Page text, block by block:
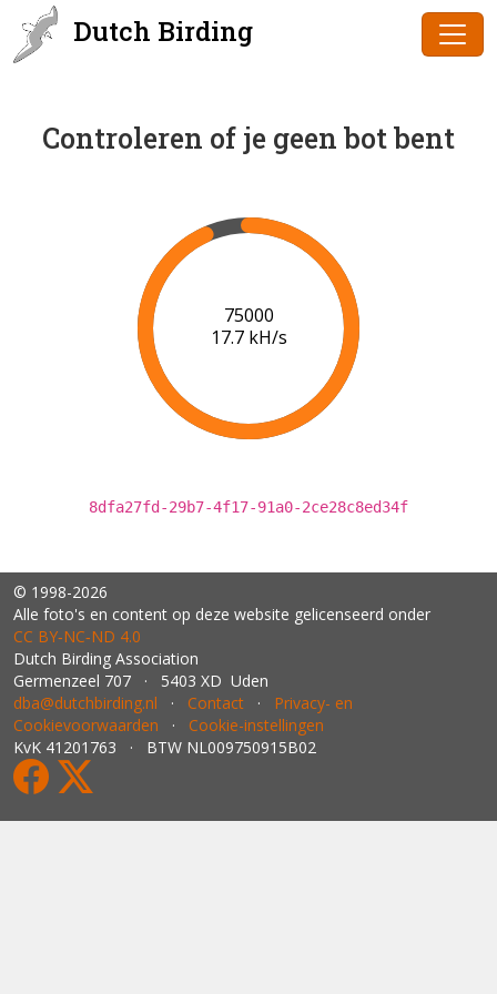
Dutch Birding
Controleren of je geen bot bent
77000
17.7 kH/s
8dfa27fd-29b7-4f17-91a0-2ce28c8ed34f
© 1998-2026
Alle foto's en content op deze website gelicenseerd onder
CC BY‑NC‑ND 4.0
Dutch Birding Association
Germenzeel 707 · 5403 XD Uden
dba@dutchbirding.nl · Contact · Privacy- en
Cookievoorwaarden · Cookie-instellingen
KvK 41201763 · BTW NL009750915B02